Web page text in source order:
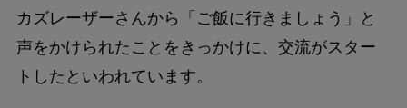
カズレーザーさんから「ご飯に行きましょう」と
声をかけられたことをきっかけに、交流がスター
トしたといわれています。